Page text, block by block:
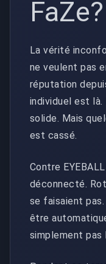
FaZe?
La vérité
ne veulent pas
réputation
individuel est
solide. Mais
est cassé.
Contre
déconnecté.
se faisaient
être
simplement pas